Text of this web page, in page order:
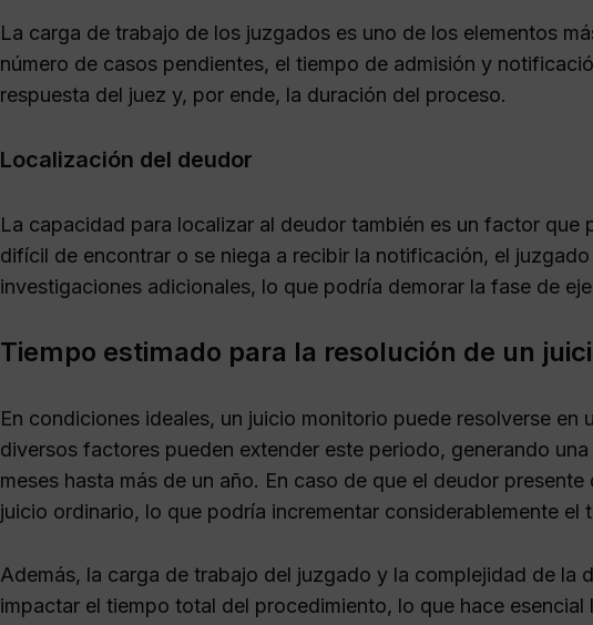
La carga de trabajo de los juzgados es uno de los elementos
número de casos pendientes, el tiempo de admisión y
respuesta del juez y, por ende, la duración del proceso.
Localización del deudor
La capacidad para localizar al deudor también es un factor que
difícil de encontrar o se niega a recibir la notificación, el
investigaciones adicionales, lo que podría demorar la fase de
Tiempo estimado para la resolución de un
En condiciones ideales, un juicio monitorio puede resolverse en
diversos factores pueden extender este periodo, generando
meses hasta más de un año. En caso de que el deudor
juicio ordinario, lo que podría incrementar considerablemente el
Además, la carga de trabajo del juzgado y la complejidad de la
impactar el tiempo total del procedimiento, lo que hace